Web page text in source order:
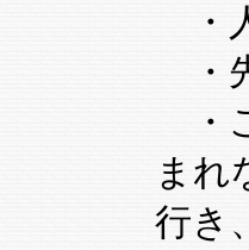
・
・
・
まれ
行